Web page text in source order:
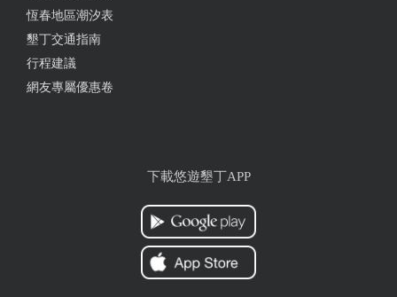
恆春地區潮汐表
墾丁交通指南
行程建議
網友專屬優惠卷
下載悠遊墾丁APP